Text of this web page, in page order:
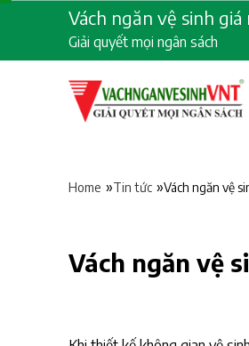
content
Vách ngăn vệ sinh giá
Giải quyết mọi ngân sách
Home »Tin tức »Vách ngăn vệ
Vách ngăn vệ